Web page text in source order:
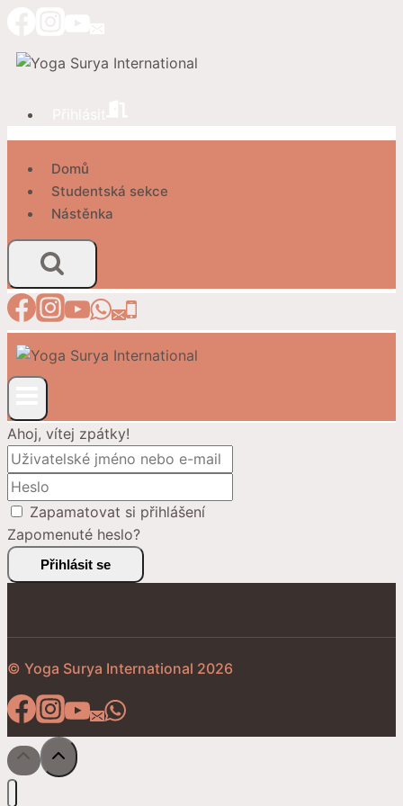
obsah
Domů
Studentská sekce
Nástěnka
Ahoj, vítej zpátky!
Zapamatovat si přihlášení
Zapomenuté heslo?
Přihlásit se
© Yoga Surya International 2026